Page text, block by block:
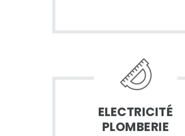
ELECTRICITÉ
PLOMBERIE